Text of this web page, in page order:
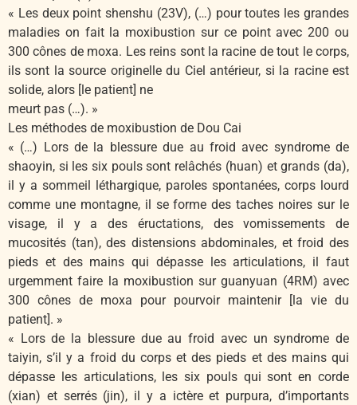
« Les deux point shenshu (23V), (…) pour toutes les grandes
maladies on fait la moxibustion sur ce point avec 200 ou
300 cônes de moxa. Les reins sont la racine de tout le corps,
ils sont la source originelle du Ciel antérieur, si la racine est
solide, alors [le patient] ne
meurt pas (…). »
Les méthodes de moxibustion de Dou Cai
« (…) Lors de la blessure due au froid avec syndrome de
shaoyin, si les six pouls sont relâchés (huan) et grands (da),
il y a sommeil léthargique, paroles spontanées, corps lourd
comme une montagne, il se forme des taches noires sur le
visage, il y a des éructations, des vomissements de
mucosités (tan), des distensions abdominales, et froid des
pieds et des mains qui dépasse les articulations, il faut
urgemment faire la moxibustion sur guanyuan (4RM) avec
300 cônes de moxa pour pourvoir maintenir [la vie du
patient]. »
« Lors de la blessure due au froid avec un syndrome de
taiyin, s’il y a froid du corps et des pieds et des mains qui
dépasse les articulations, les six pouls qui sont en corde
(xian) et serrés (jin), il y a ictère et purpura, d’importants